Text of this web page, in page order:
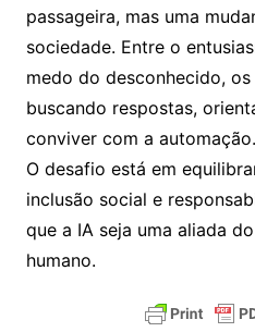
passageira, mas uma
sociedade. Entre o
medo do desconhecido, os
buscando respostas,
conviver com a automação.
O desafio está em
inclusão social e
que a IA seja uma aliada
humano.